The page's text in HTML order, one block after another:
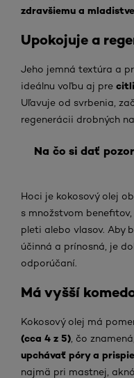
zdravšiemu a
Upokojuje a
Jeho jemná textúra a
ideálnu voľbu aj pre
Uľavuje od svrbenia,
regenerácii drobných
Na čo si dať
Hoci je kokosový olej
s množstvom
pleti alebo vlasov. Aby
účinná a prínosná, je
odporúčaní.
Má vyšší
Kokosový olej má
(cca 4 z 5) , čo
upchávať póry a
najmä pri mastnej,